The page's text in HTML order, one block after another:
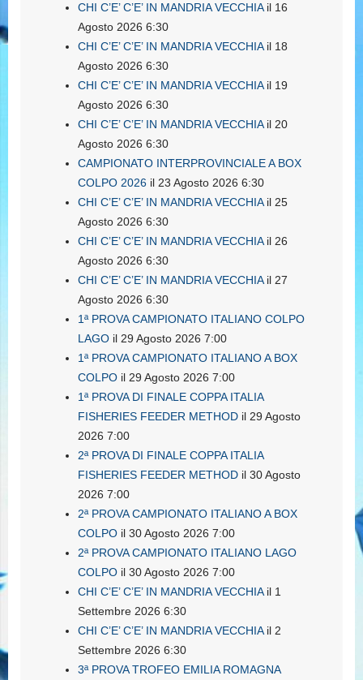
CHI C’E’ C’E’ IN MANDRIA VECCHIAil 16
Agosto 2026 6:30
CHI C’E’ C’E’ IN MANDRIA VECCHIAil 18
Agosto 2026 6:30
CHI C’E’ C’E’ IN MANDRIA VECCHIAil 19
Agosto 2026 6:30
CHI C’E’ C’E’ IN MANDRIA VECCHIAil 20
Agosto 2026 6:30
CAMPIONATO INTERPROVINCIALE A BOX
COLPO 2026 il 23 Agosto 2026 6:30
CHI C’E’ C’E’ IN MANDRIA VECCHIAil 25
Agosto 2026 6:30
CHI C’E’ C’E’ IN MANDRIA VECCHIAil 26
Agosto 2026 6:30
CHI C’E’ C’E’ IN MANDRIA VECCHIAil 27
Agosto 2026 6:30
1ª PROVA CAMPIONATO ITALIANO COLPO
LAGO il 29 Agosto 2026 7:00
1ª PROVA CAMPIONATO ITALIANO A BOX
COLPO il 29 Agosto 2026 7:00
1ª PROVA DI FINALE COPPA ITALIA
FISHERIES FEEDER METHOD il 29 Agosto
2026 7:00
2ª PROVA DI FINALE COPPA ITALIA
FISHERIES FEEDER METHOD il 30 Agosto
2026 7:00
2ª PROVA CAMPIONATO ITALIANO A BOX
COLPO il 30 Agosto 2026 7:00
2ª PROVA CAMPIONATO ITALIANO LAGO
COLPO il 30 Agosto 2026 7:00
CHI C’E’ C’E’ IN MANDRIA VECCHIAil 1
Settembre 2026 6:30
CHI C’E’ C’E’ IN MANDRIA VECCHIAil 2
Settembre 2026 6:30
3ª PROVA TROFEO EMILIA ROMAGNA